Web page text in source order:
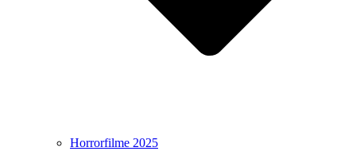
Horrorfilme 2025